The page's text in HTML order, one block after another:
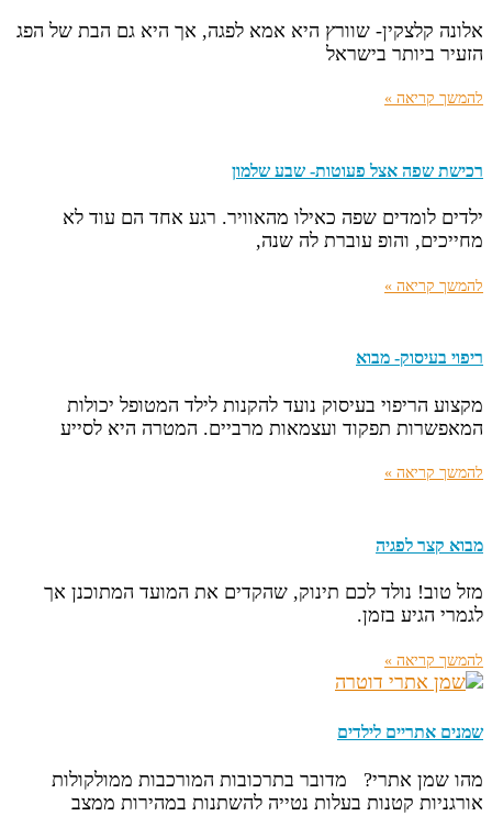
אלונה קלצקין- שוורץ היא אמא לפגה, אך היא גם הבת של הפג
הזעיר ביותר בישראל
להמשך קריאה »
רכישת שפה אצל פעוטות- שבע שלמון
ילדים לומדים שפה כאילו מהאוויר. רגע אחד הם עוד לא
מחייכים, והופ עוברת לה שנה,
להמשך קריאה »
ריפוי בעיסוק- מבוא
מקצוע הריפוי בעיסוק נועד להקנות לילד המטופל יכולות
המאפשרות תפקוד ועצמאות מרביים. המטרה היא לסייע
להמשך קריאה »
מבוא קצר לפגיה
מזל טוב! נולד לכם תינוק, שהקדים את המועד המתוכנן אך
לגמרי הגיע בזמן.
להמשך קריאה »
שמנים אתריים לילדים
מהו שמן אתרי? מדובר בתרכובות המורכבות ממולקולות
אורגניות קטנות בעלות נטייה להשתנות במהירות ממצב